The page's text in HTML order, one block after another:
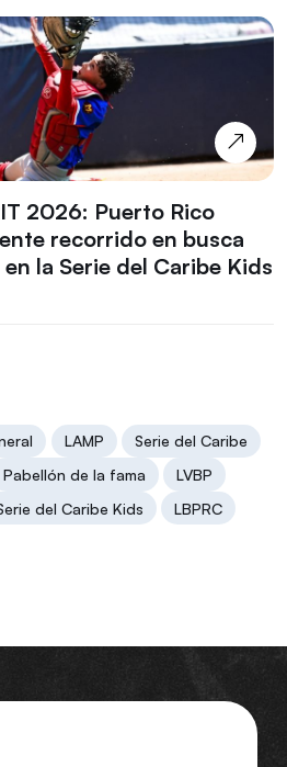
2026: Puerto Rico
recorrido en busca
la Serie del Caribe Kids
LAMP
Serie del Caribe
Pabellón de la fama
LVBP
del Caribe Kids
LBPRC